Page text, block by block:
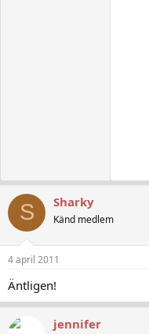
S Sharky
Känd medlem
4 april 2011
Äntligen!
jennifer